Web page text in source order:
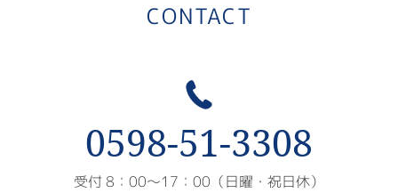
CONTACT
0598-51-3308
受付 8：00〜17：00（日曜・祝日休）